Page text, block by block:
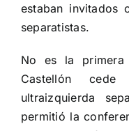
estaban invitados
separatistas.
No es la
Castellón
ultraizquierda
permitió la